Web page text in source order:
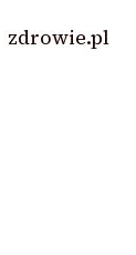
zdrowie.pl